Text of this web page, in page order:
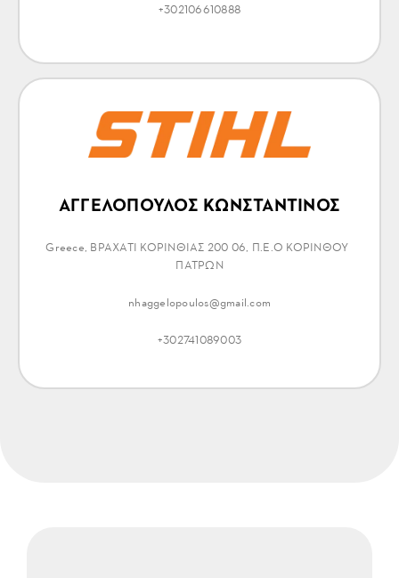
+302106610888
ΑΓΓΕΛΟΠΟΥΛΟΣ ΚΩΝΣΤΑΝΤΙΝΟΣ
Greece, ΒΡΑΧΑΤΙ ΚΟΡΙΝΘΙΑΣ 200 06, Π.Ε.Ο ΚΟΡΙΝΘΟΥ-
ΠΑΤΡΩΝ
nhaggelopoulos@gmail.com
+302741089003